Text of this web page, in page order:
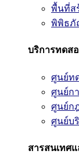
พื้นที่ส
พิพิธ
บริการทดส
ศูนย์ท
ศูนย์ก
ศูนย์ก
ศูนย์บ
สารสนเทศ